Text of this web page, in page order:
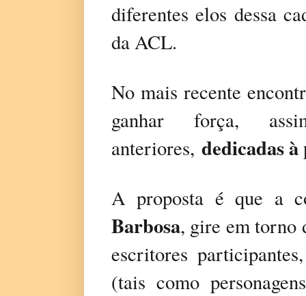
diferentes elos dessa
da ACL.
No mais recente
ganhar força,
anteriores, dedicadas à
A proposta é que a
Barbosa, gire em torno
escritores
(tais como